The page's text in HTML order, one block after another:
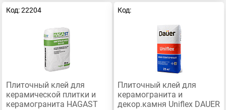
Код: 22204
Плиточный клей для
керамической плитки и
керамогранита HAGAST
Код:
Плиточный клей для
керамогранита и
декор.камня Uniflex DAUER